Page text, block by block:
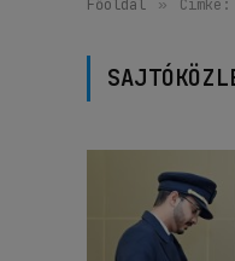
Főoldal »